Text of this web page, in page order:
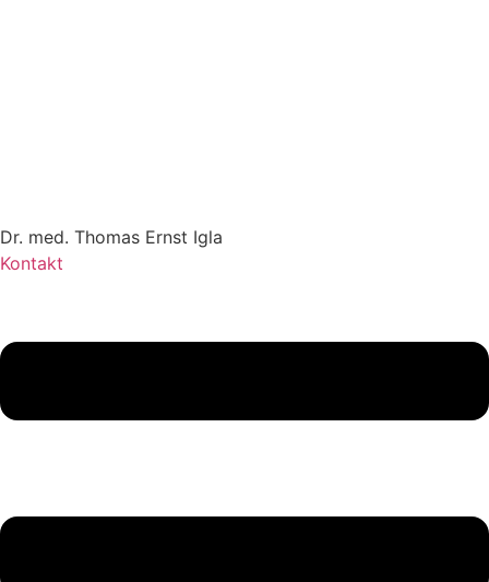
Dr. med. Thomas Ernst Igla
Kontakt